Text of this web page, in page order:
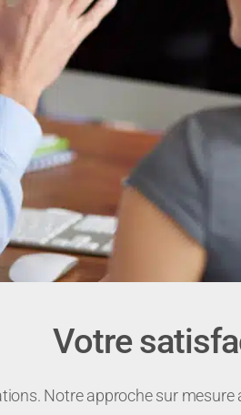
Votre
Notre approche sur